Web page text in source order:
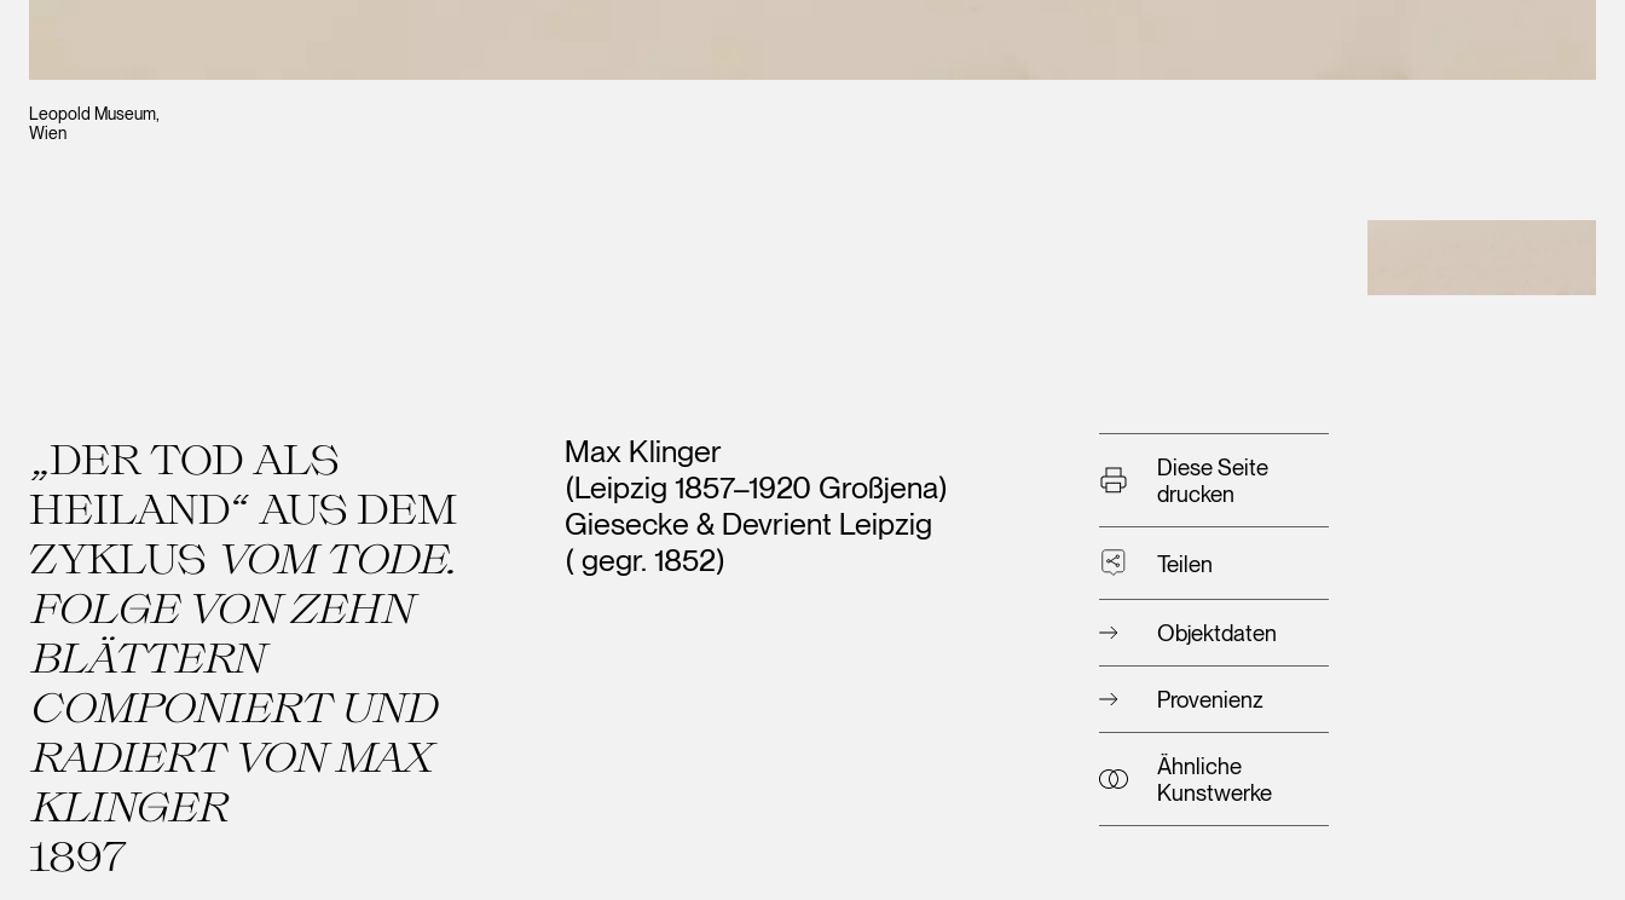
Leopold Museum,
Wien
„DER TOD ALS
HEILAND“ AUS DEM
ZYKLUS VOM TODE.
FOLGE VON ZEHN
BLÄTTERN
COMPONIERT UND
RADIERT VON MAX
KLINGER
1897
Künstler*innen
Max Klinger
(Leipzig 1857–1920 Großjena)
Giesecke & Devrient Leipzig
( gegr. 1852)
Diese Seite
drucken
Teilen
Objektdaten
Provenienz
Ähnliche
Kunstwerke